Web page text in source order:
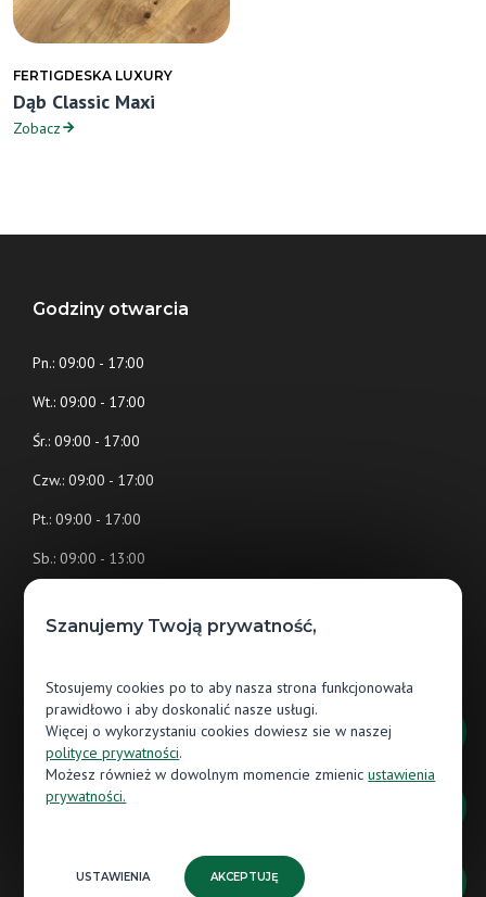
FERTIGDESKA LUXURY
Dąb Classic Maxi
Zobacz
Godziny otwarcia
Pn.: 09:00 - 17:00
Wt.: 09:00 - 17:00
Śr.: 09:00 - 17:00
Czw.: 09:00 - 17:00
Pt.: 09:00 - 17:00
Sb.: 09:00 - 13:00
ul. Czesława Miłosza 35
15-265 Białystok
883 878 883
Szanujemy Twoją prywatność,
Stosujemy cookies po to aby nasza strona funkcjonowała
prawidłowo i aby doskonalić nasze usługi.
Więcej o wykorzystaniu cookies dowiesz sie w naszej
polityce prywatności.
Możesz również w dowolnym momencie zmienicustawienia
prywatności.
USTAWIENIA AKCEPTUJĘ